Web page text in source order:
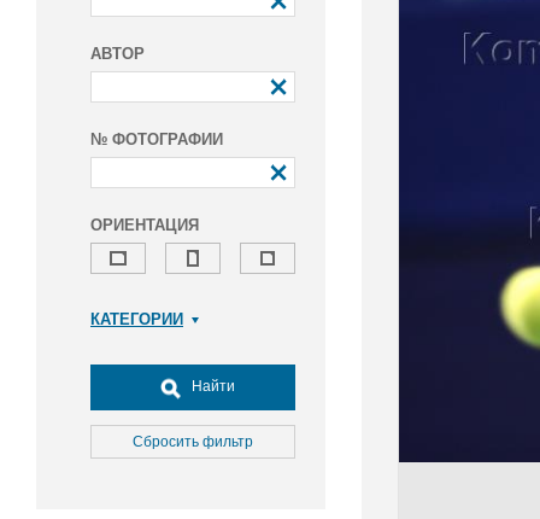
АВТОР
№ ФОТОГРАФИИ
ОРИЕНТАЦИЯ
КАТЕГОРИИ
Досуг, туризм и отдых
Культура
Медицина
Найти
Сбросить фильтр